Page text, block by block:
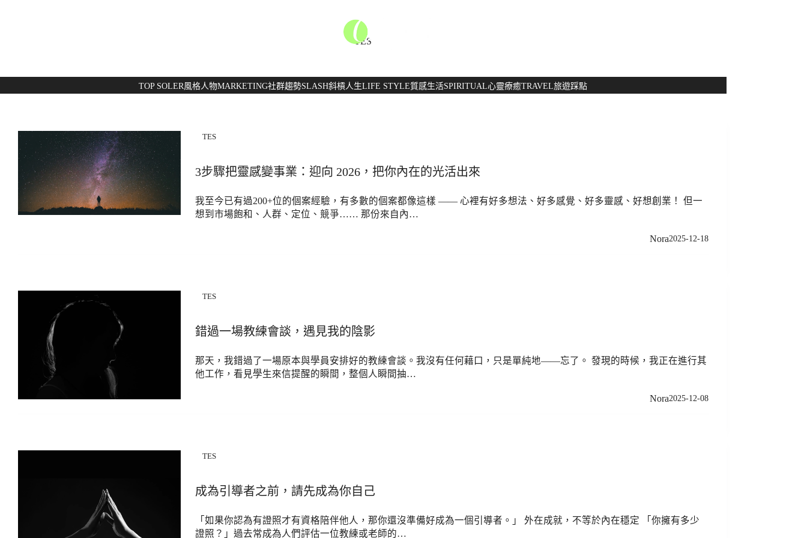
TES
TOP SOLER風格人物MARKETING社群趨勢SLASH斜槓人生LIFE STYLE質感生活SPIRITUAL心靈療癒TRAVEL旅遊踩點
TES
3步驟把靈感變事業：迎向 2026，把你內在的光活出來
我至今已有過200+位的個案經驗，有多數的個案都像這樣 —— 心裡有好多想法、好多感覺、好多靈感、好想創業！ 但一
想到市場飽和、人群、定位、競爭…… 那份來自內…
Nora2025-12-18
TES
錯過一場教練會談，遇見我的陰影
那天，我錯過了一場原本與學員安排好的教練會談。我沒有任何藉口，只是單純地——忘了。 發現的時候，我正在進行其
他工作，看見學生來信提醒的瞬間，整個人瞬間抽…
Nora2025-12-08
TES
成為引導者之前，請先成為你自己
「如果你認為有證照才有資格陪伴他人，那你還沒準備好成為一個引導者。」 外在成就，不等於內在穩定 「你擁有多少
證照？」過去常成為人們評估一位教練或老師的…